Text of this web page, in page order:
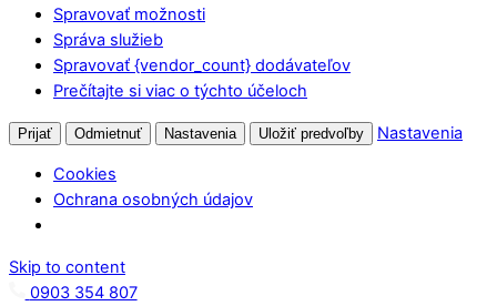
Spravovať možnosti
Správa služieb
Spravovať {vendor_count} dodávateľov
Prečítajte si viac o týchto účeloch
Prijať Odmietnuť Nastavenia Uložiť predvoľby Nastavenia
Cookies
Ochrana osobných údajov
Skip to content
0903 354 807